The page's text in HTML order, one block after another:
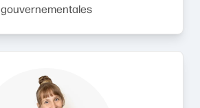
gouvernementales